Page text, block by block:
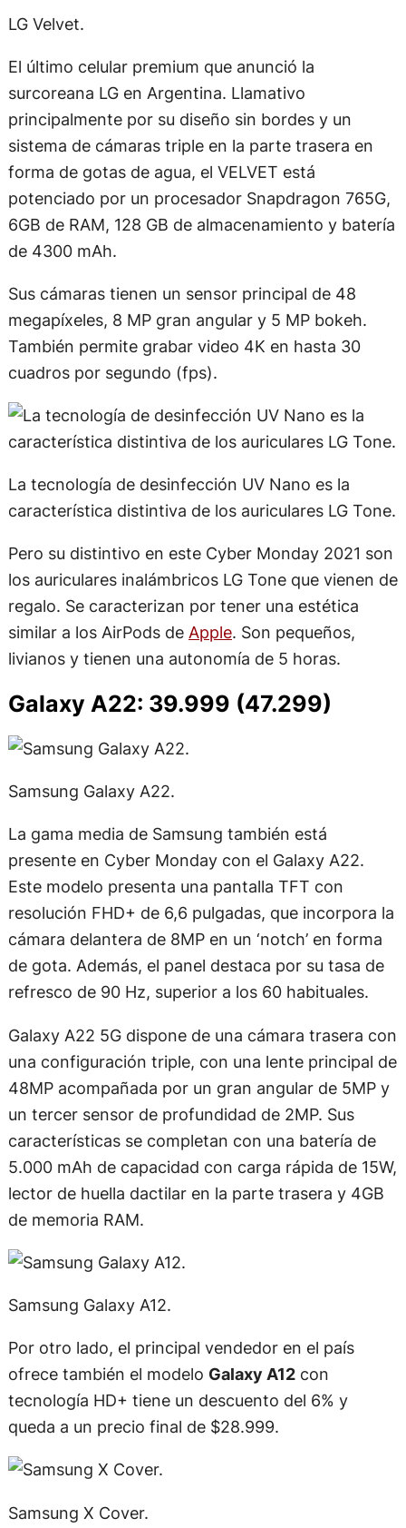
LG Velvet.
El último celular premium que anunció la
surcoreana LG en Argentina. Llamativo
principalmente por su diseño sin bordes y un
sistema de cámaras triple en la parte trasera en
forma de gotas de agua, el VELVET está
potenciado por un procesador Snapdragon 765G,
6GB de RAM, 128 GB de almacenamiento y batería
de 4300 mAh.
Sus cámaras tienen un sensor principal de 48
megapíxeles, 8 MP gran angular y 5 MP bokeh.
También permite grabar video 4K en hasta 30
cuadros por segundo (fps).
La tecnología de desinfección UV Nano es la
característica distintiva de los auriculares LG Tone.
Pero su distintivo en este Cyber Monday 2021 son
los auriculares inalámbricos LG Tone que vienen de
regalo. Se caracterizan por tener una estética
similar a los AirPods de Apple. Son pequeños,
livianos y tienen una autonomía de 5 horas.
Galaxy A22: 39.999 (47.299)
Samsung Galaxy A22.
La gama media de Samsung también está
presente en Cyber Monday con el Galaxy A22.
Este modelo presenta una pantalla TFT con
resolución FHD+ de 6,6 pulgadas, que incorpora la
cámara delantera de 8MP en un ‘notch’ en forma
de gota. Además, el panel destaca por su tasa de
refresco de 90 Hz, superior a los 60 habituales.
Galaxy A22 5G dispone de una cámara trasera con
una configuración triple, con una lente principal de
48MP acompañada por un gran angular de 5MP y
un tercer sensor de profundidad de 2MP. Sus
características se completan con una batería de
5.000 mAh de capacidad con carga rápida de 15W,
lector de huella dactilar en la parte trasera y 4GB
de memoria RAM.
Samsung Galaxy A12.
Por otro lado, el principal vendedor en el país
ofrece también el modelo Galaxy A12con
tecnología HD+ tiene un descuento del 6% y
queda a un precio final de $28.999.
Samsung X Cover.